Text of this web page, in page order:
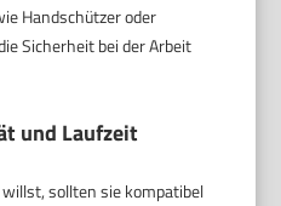
Handschützer oder
Sicherheit bei der Arbeit
und Laufzeit
sollten sie kompatibel